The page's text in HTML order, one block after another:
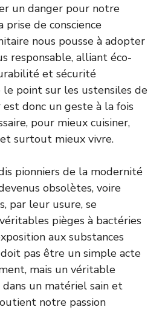
un danger pour notre
prise de conscience
nous pousse à adopter
responsable, alliant éco-
et sécurité
le point sur les ustensiles de
donc un geste à la fois
pour mieux cuisiner,
surtout mieux vivre.
pionniers de la modernité
obsolètes, voire
par leur usure, se
pièges à bactéries
aux substances
pas être un simple acte
mais un véritable
un matériel sain et
notre passion